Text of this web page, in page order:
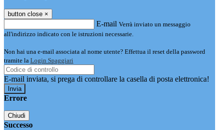
button close ×
E-mail Verrà inviato un messaggio
all'indirizzo indicato con le istruzioni necessarie.
Non hai una e-mail associata al nome utente? Effettua il reset della password
tramite la Login Spaggiari
E-mail inviata, si prega di controllare la casella di posta elettronica!
Errore
Chiudi
Successo